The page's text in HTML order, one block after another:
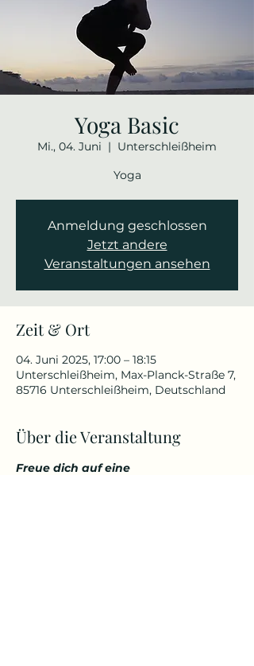
Yoga Basic
Mi., 04. Juni
  |
Unterschleißheim
Yoga
Anmeldung geschlossen
Jetzt andere
Veranstaltungen ansehen
Zeit & Ort
04. Juni 2025, 17:00 – 18:15
Unterschleißheim, Max-Planck-Straße 7,
85716 Unterschleißheim, Deutschland
Über die Veranstaltung
Freue dich auf eine